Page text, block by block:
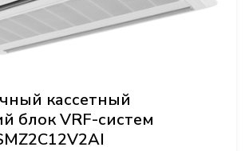
кассетный
блок VRF-систем